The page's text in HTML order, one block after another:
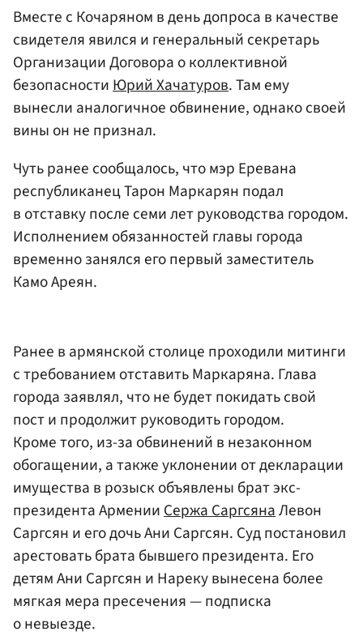
Вместе с Кочаряном в день допроса в качестве
свидетеля явился и генеральный секретарь
Организации Договора о коллективной
безопасностиЮрий Хачатуров. Там ему
вынесли аналогичное обвинение, однако своей
вины он не признал.
Чуть ранее сообщалось, что мэр Еревана
республиканец Тарон Маркарян подал
в отставку после семи лет руководства городом.
Исполнением обязанностей главы города
временно занялся его первый заместитель
Камо Ареян.
Ранее в армянской столице проходили митинги
с требованием отставить Маркаряна. Глава
города заявлял, что не будет покидать свой
пост и продолжит руководить городом.
Кроме того, из-за обвинений в незаконном
обогащении, а также уклонении от декларации
имущества в розыск объявлены брат экс-
президента АрменииСержа СаргсянаЛевон
Саргсян и его дочь Ани Саргсян. Суд постановил
арестовать брата бывшего президента. Его
детям Ани Саргсян и Нареку вынесена более
мягкая мера пресечения — подписка
о невыезде.